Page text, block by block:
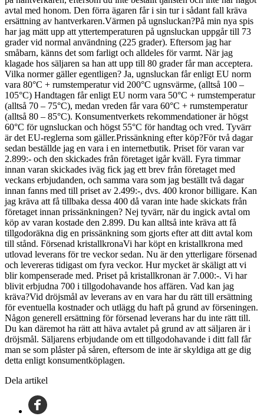
avtal med honom. Den förra ägaren får i sin tur i sådant fall kräva
ersättning av hantverkaren.Värmen på ugnsluckan?På min nya spis
har jag mätt upp att yttertemperaturen på ugnsluckan uppgår till 73
grader vid normal användning (225 grader). Eftersom jag har
småbarn, känns det som farligt och alldeles för varmt. När jag
klagade hos säljaren sa han att upp till 80 grader får man acceptera.
Vilka normer gäller egentligen? Ja, ugnsluckan får enligt EU norm
vara 80°C + rumstemperatur vid 200°C ugnsvärme, (alltså 100 –
105°C) Handtagen får enligt EU norm vara 50°C + rumstemperatur
(alltså 70 – 75°C), medan vreden får vara 60°C + rumstemperatur
(alltså 80 – 85°C). Konsumentverkets rekommendationer är högst
60°C för ugnsluckan och högst 55°C för handtag och vred. Tyvärr
är det EU-reglerna som gäller.Prissänkning efter köp?För två dagar
sedan beställde jag en vara i en internetbutik. Priset för varan var
2.899:- och den skickades från företaget igår kväll. Fyra timmar
innan varan skickades iväg fick jag ett brev från företaget med
veckans erbjudanden, och samma vara som jag beställt två dagar
innan fanns med till priset av 2.499:-, dvs. 400 kronor billigare. Kan
jag kräva att få tillbaka dessa 400 då varan inte hade skickats från
företaget innan prissänkningen? Nej tyvärr, när du ingick avtal om
köp av varan kostade den 2.899. Du kan alltså inte kräva att få
tillgodoräkna dig en prissänkning som gjorts efter att ditt avtal kom
till stånd. Försenad kristallkronaVi har köpt en kristallkrona med
utlovad leverans för tre veckor sedan. Nu är den ytterligare försenad
och levereras tidigast om fyra veckor. Hur mycket är skäligt att vi
blir kompenserade med. Priset på kristallkronan är 7.000:-. Vi har
blivit erbjudna 700 i tillgodohavande hos affären. Vad kan jag
kräva?Vid dröjsmål av leverans av en vara har du rätt till ersättning
för eventuella kostnader och utlägg du haft på grund av förseningen.
Någon generell ersättning för försenad leverans har du inte rätt till.
Du kan däremot ha rätt att häva avtalet på grund av att säljaren är i
dröjsmål. Säljarens erbjudande om ett tillgodohavande i ditt fall får
man se som plåster på såren, eftersom de inte är skyldiga att ge dig
detta enligt konsumentköplagen.
Dela artikel